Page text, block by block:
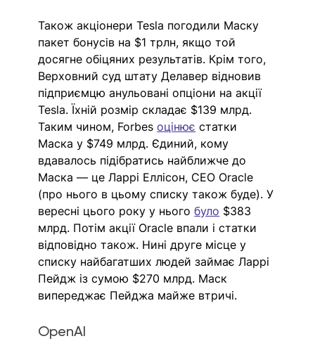
Також акціонери Tesla погодили Маску
пакет бонусів на $1 трлн, якщо той
досягне обіцяних результатів. Крім того,
Верховний суд штату Делавер відновив
підприємцю анульовані опціони на акції
Tesla. Їхній розмір складає $139 млрд.
Таким чином, Forbes оцінює статки
Маска у $749 млрд. Єдиний, кому
вдавалось підібратись найближче до
Маска — це Ларрі Еллісон, СЕО Oracle
(про нього в цьому списку також буде). У
вересні цього року у нього було $383
млрд. Потім акції Oracle впали і статки
відповідно також. Нині друге місце у
списку найбагатших людей займає Ларрі
Пейдж із сумою $270 млрд. Маск
випереджає Пейджа майже втричі.
OpenAI